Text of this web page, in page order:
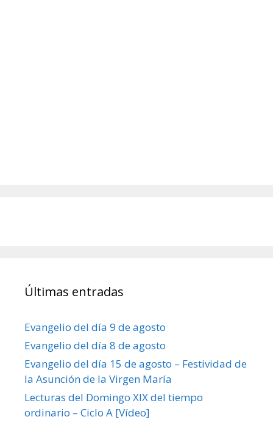
Últimas entradas
Evangelio del día 9 de agosto
Evangelio del día 8 de agosto
Evangelio del día 15 de agosto – Festividad de
la Asunción de la Virgen María
Lecturas del Domingo XIX del tiempo
ordinario – Ciclo A [Vídeo]